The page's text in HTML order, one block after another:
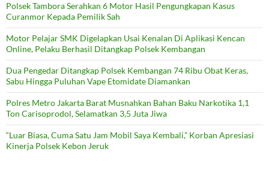
Polsek Tambora Serahkan 6 Motor Hasil Pengungkapan Kasus
Curanmor Kepada Pemilik Sah
Motor Pelajar SMK Digelapkan Usai Kenalan Di Aplikasi Kencan
Online, Pelaku Berhasil Ditangkap Polsek Kembangan
Dua Pengedar Ditangkap Polsek Kembangan 74 Ribu Obat Keras,
Sabu Hingga Puluhan Vape Etomidate Diamankan
Polres Metro Jakarta Barat Musnahkan Bahan Baku Narkotika 1,1
Ton Carisoprodol, Selamatkan 3,5 Juta Jiwa
“Luar Biasa, Cuma Satu Jam Mobil Saya Kembali,” Korban Apresiasi
Kinerja Polsek Kebon Jeruk